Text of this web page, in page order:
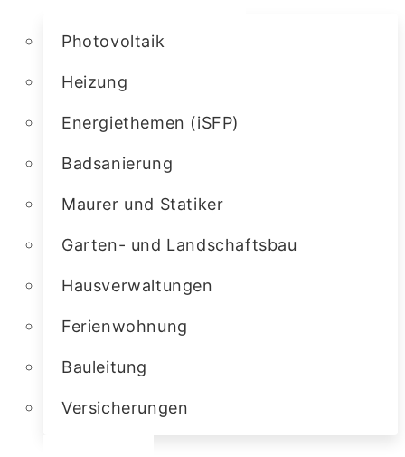
Photovoltaik
Heizung
Energiethemen (iSFP)
Badsanierung
Maurer und Statiker
Garten- und Landschaftsbau
Hausverwaltungen
Ferienwohnung
Bauleitung
Versicherungen